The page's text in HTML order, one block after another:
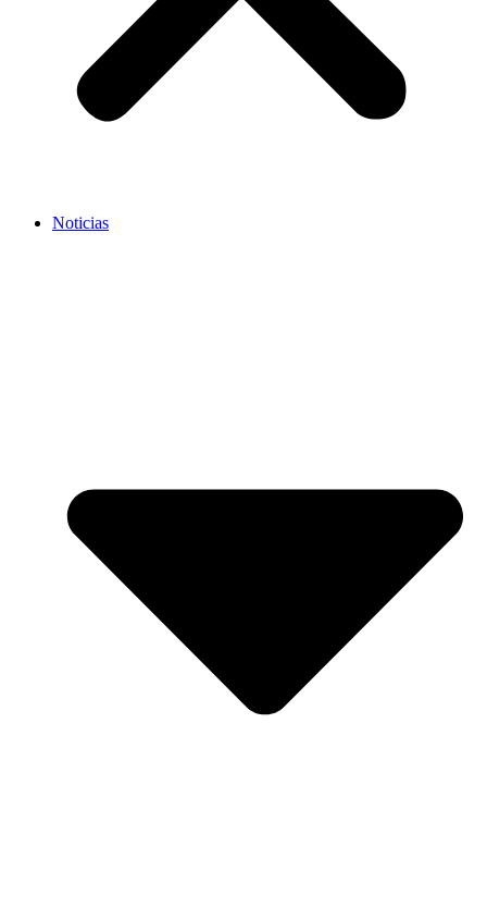
Noticias